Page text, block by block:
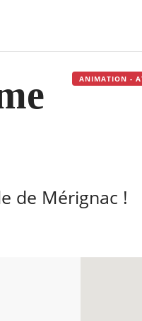
ANIMATION -
de Mérignac !